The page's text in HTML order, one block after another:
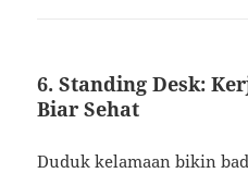
6. Standing Desk:
Biar Sehat
Duduk kelamaan bikin